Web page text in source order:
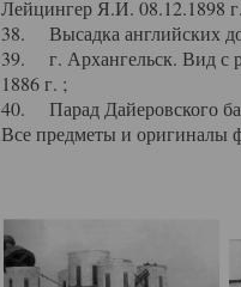
Лейцингер Я.И. 08.12.1898
38. Высадка английских
39. г. Архангельск. Вид с
1886 г. ;
40. Парад Дайеровского
Все предметы и оригиналы